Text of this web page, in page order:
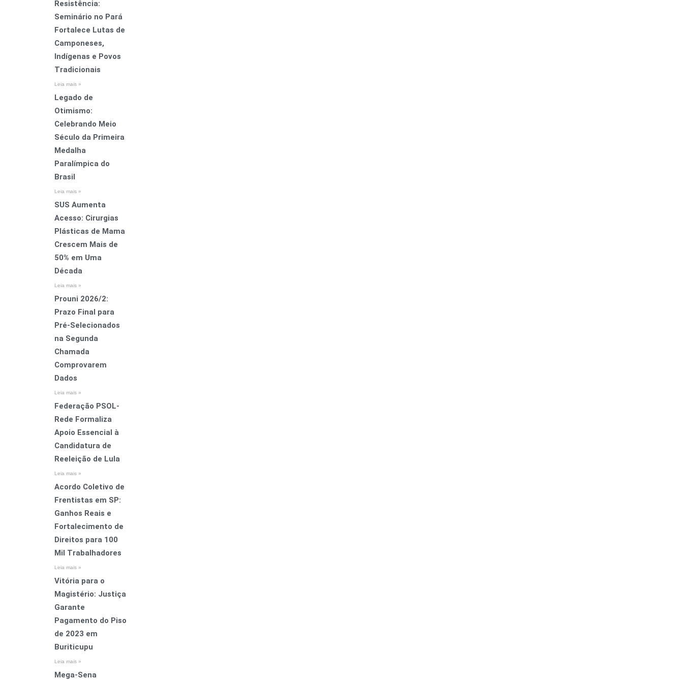
Resistência:
Seminário no Pará
Fortalece Lutas de
Camponeses,
Indígenas e Povos
Tradicionais
Leia mais »
Legado de
Otimismo:
Celebrando Meio
Século da Primeira
Medalha
Paralímpica do
Brasil
Leia mais »
SUS Aumenta
Acesso: Cirurgias
Plásticas de Mama
Crescem Mais de
50% em Uma
Década
Leia mais »
Prouni 2026/2:
Prazo Final para
Pré-Selecionados
na Segunda
Chamada
Comprovarem
Dados
Leia mais »
Federação PSOL-
Rede Formaliza
Apoio Essencial à
Candidatura de
Reeleição de Lula
Leia mais »
Acordo Coletivo de
Frentistas em SP:
Ganhos Reais e
Fortalecimento de
Direitos para 100
Mil Trabalhadores
Leia mais »
Vitória para o
Magistério: Justiça
Garante
Pagamento do Piso
de 2023 em
Buriticupu
Leia mais »
Mega-Sena